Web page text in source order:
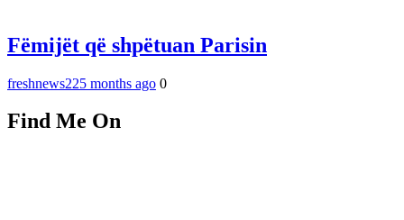
Fëmijët që shpëtuan Parisin
freshnews225 months ago 0
Find Me On